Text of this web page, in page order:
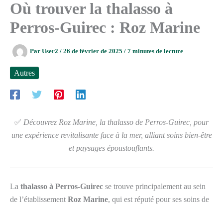
Où trouver la thalasso à
Perros-Guirec : Roz Marine
Par User2 / 26 de février de 2025 / 7 minutes de lecture
Autres
✅ Découvrez Roz Marine, la thalasso de Perros-Guirec, pour
une expérience revitalisante face à la mer, alliant soins bien-être
et paysages époustouflants.
La thalasso à Perros-Guirec se trouve principalement au sein
de l’établissement Roz Marine, qui est réputé pour ses soins de